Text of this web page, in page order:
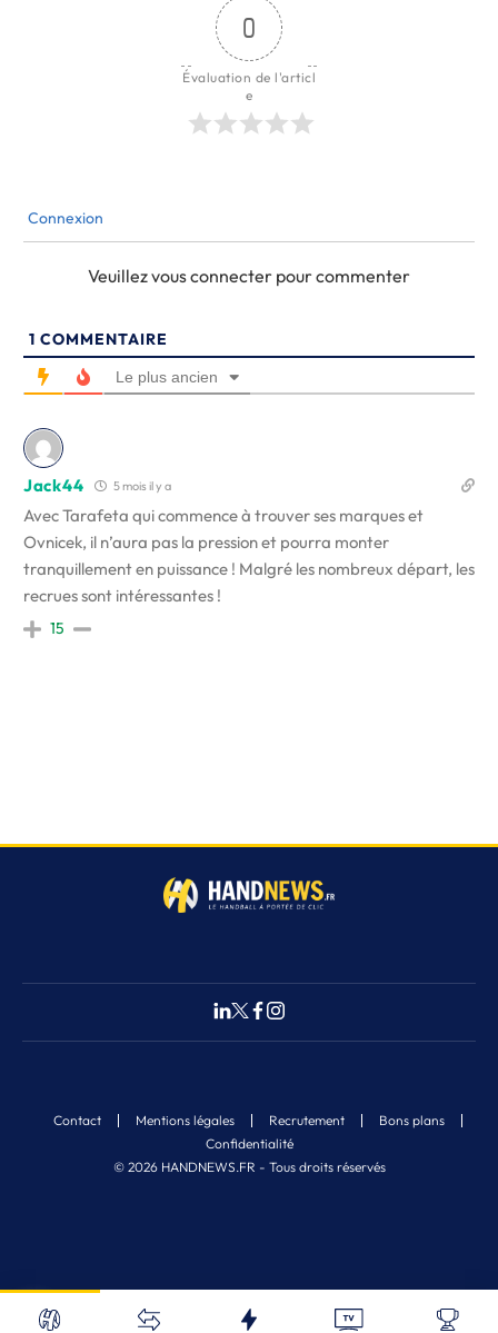
Fermer
0
Évaluation de l'articl
e
Connexion
Veuillez vous connecter pour commenter
1 COMMENTAIRE
Le plus ancien
Jack44 5 mois il y a
Avec Tarafeta qui commence à trouver ses marques et
Ovnicek, il n’aura pas la pression et pourra monter
tranquillement en puissance ! Malgré les nombreux départ, les
recrues sont intéressantes !
15
© 2026 HANDNEWS.FR - Tous droits réservés
Contact Mentions légales Recrutement
Bons plans
Confidentialité
Nos derniers articles
1